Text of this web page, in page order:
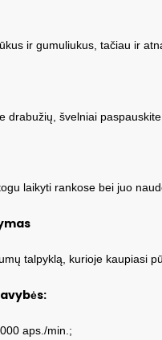
ir gumuliukus, tačiau ir
drabužių, švelniai
laikyti rankose bei juo
talpyklą, kurioje kaupiasi
aps./min.;